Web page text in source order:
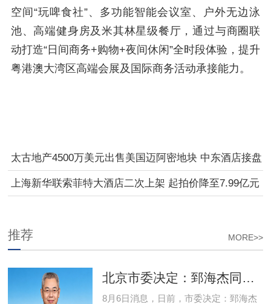
空间“玩啤食社”、多功能智能会议室、户外无边泳
池、高端健身房及米其林星级餐厅，通过与商圈联
动打造“日间商务+购物+夜间休闲”全时段体验，提升
粤港澳大湾区高端会展及国际商务活动承接能力。
太古地产4500万美元出售美国迈阿密地块 中东酒店接盘
开发
上海新华联索菲特大酒店二次上架 起拍价降至7.99亿元
MORE>>
推荐
8月6日消息，日前，市委决定：郅海杰